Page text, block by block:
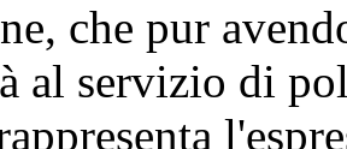
che pur
al servizio di